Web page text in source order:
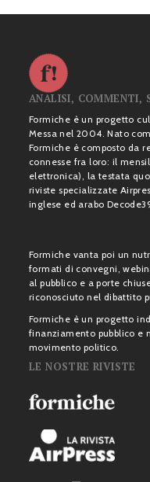
ANALISI, COMMENTI,
Formiche è un progetto
Messa nel 2004. Nato
Formiche è composto da
connesse fra loro: il
elettronica), la testata
riviste specializzate
inglese ed arabo
Formiche vanta poi un
formati di convegni,
al pubblico e a porte
riconosciuto nel dibattito
Formiche è un progetto
finanziamento pubblico e
movimento politico.
LE NOSTRE RIVISTE